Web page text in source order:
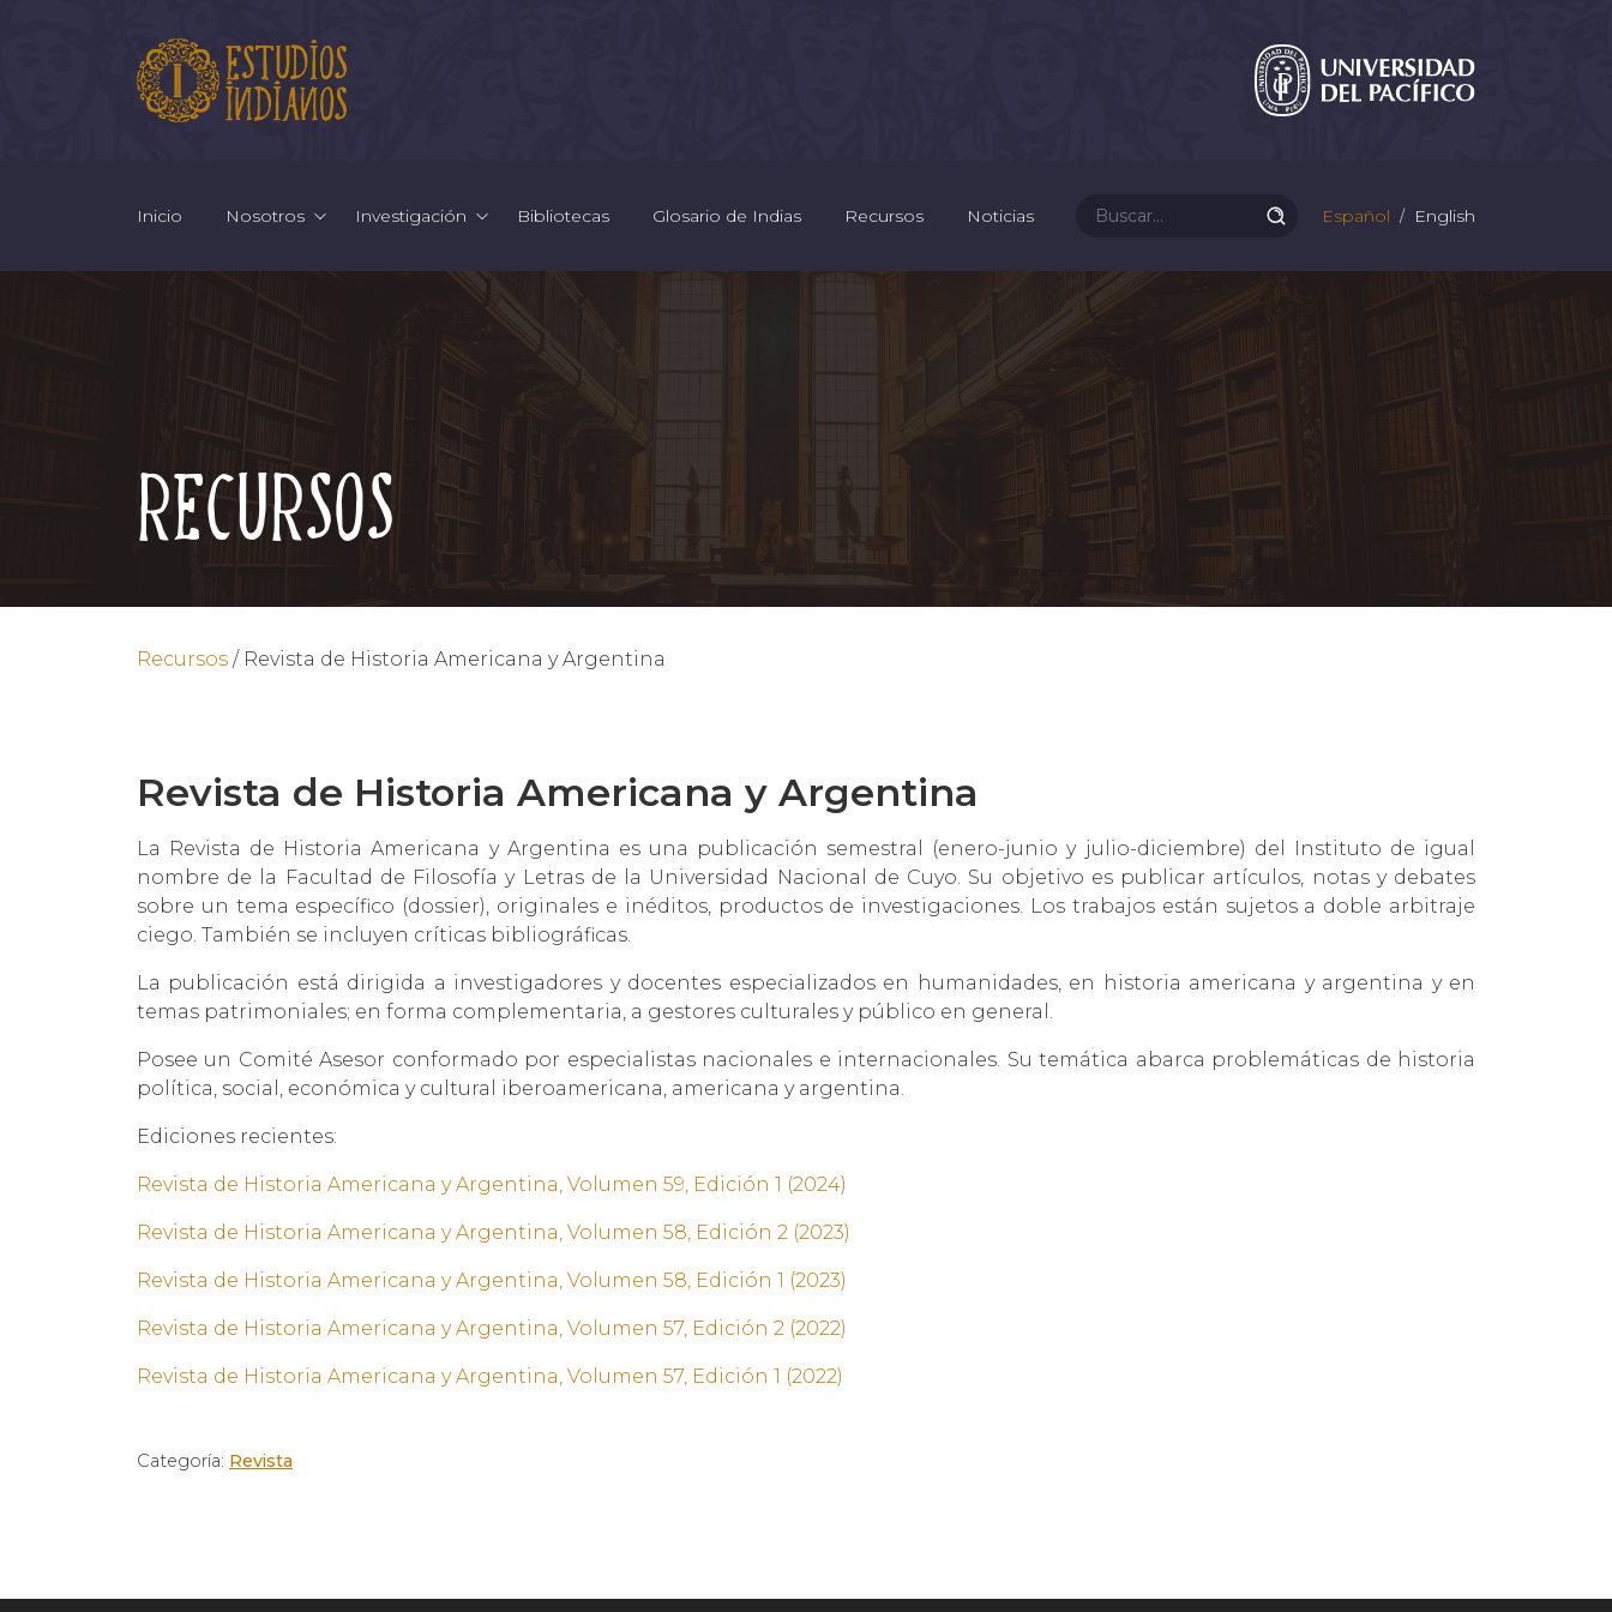
Inicio Nosotros Investigación Bibliotecas Glosario de Indias Recursos Noticias Español English
Recursos
Recursos / Revista de Historia Americana y Argentina
Revista de Historia Americana y Argentina
La Revista de Historia Americana y Argentina es una publicación semestral (enero-junio y julio-diciembre) del Instituto de igual
nombre de la Facultad de Filosofía y Letras de la Universidad Nacional de Cuyo. Su objetivo es publicar artículos, notas y debates
sobre un tema específico (dossier), originales e inéditos, productos de investigaciones. Los trabajos están sujetos a doble arbitraje
ciego. También se incluyen críticas bibliográficas.
La publicación está dirigida a investigadores y docentes especializados en humanidades, en historia americana y argentina y en
temas patrimoniales; en forma complementaria, a gestores culturales y público en general.
Posee un Comité Asesor conformado por especialistas nacionales e internacionales. Su temática abarca problemáticas de historia
política, social, económica y cultural iberoamericana, americana y argentina.
Ediciones recientes:
Revista de Historia Americana y Argentina, Volumen 59, Edición 1 (2024)
Revista de Historia Americana y Argentina, Volumen 58, Edición 2 (2023)
Revista de Historia Americana y Argentina, Volumen 58, Edición 1 (2023)
Revista de Historia Americana y Argentina, Volumen 57, Edición 2 (2022)
Revista de Historia Americana y Argentina, Volumen 57, Edición 1 (2022)
Categoría: Revista